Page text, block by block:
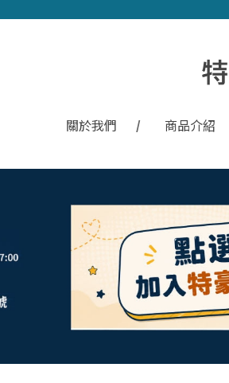
關於我們 商品介紹